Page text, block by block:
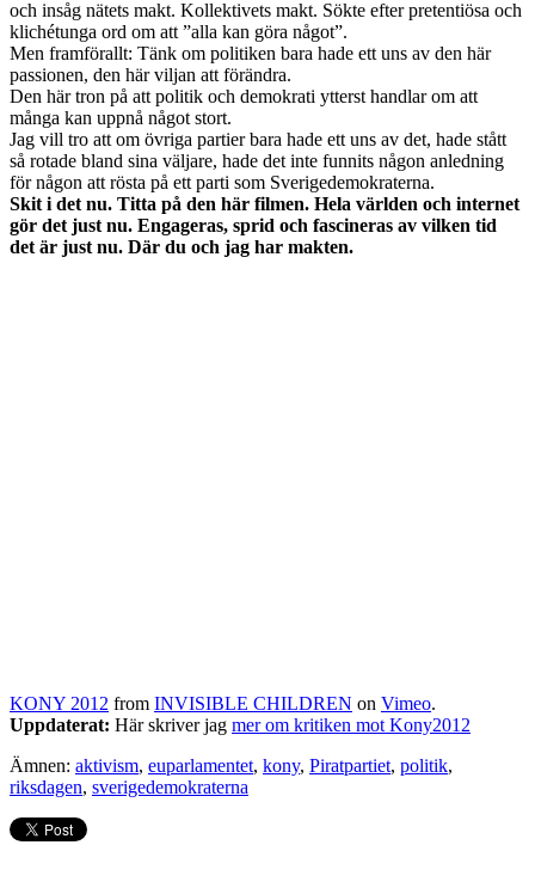
och insåg nätets makt. Kollektivets makt. Sökte efter pretentiösa och
klichétunga ord om att ”alla kan göra något”.
Men framförallt: Tänk om politiken bara hade ett uns av den här
passionen, den här viljan att förändra.
Den här tron på att politik och demokrati ytterst handlar om att
många kan uppnå något stort.
Jag vill tro att om övriga partier bara hade ett uns av det, hade stått
så rotade bland sina väljare, hade det inte funnits någon anledning
för någon att rösta på ett parti som Sverigedemokraterna.
Skit i det nu. Titta på den här filmen. Hela världen och internet
gör det just nu. Engageras, sprid och fascineras av vilken tid
det är just nu. Där du och jag har makten.
KONY 2012 from INVISIBLE CHILDREN on Vimeo.
Uppdaterat: Här skriver jag mer om kritiken mot Kony2012
Ämnen: aktivism, euparlamentet, kony, Piratpartiet, politik,
riksdagen, sverigedemokraterna